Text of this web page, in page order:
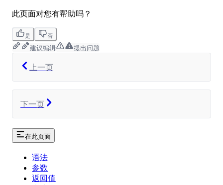
此页面对您有帮助吗？
是 否
建议编辑 提出问题
上一页
下一页
在此页面
语法
参数
返回值